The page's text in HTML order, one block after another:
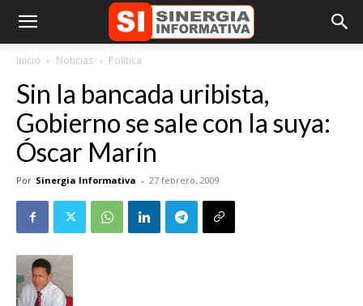
Inicio Noticias Política
Sin la bancada uribista,
Gobierno se sale con la suya:
Óscar Marín
Por Sinergia Informativa - 27 febrero, 2009